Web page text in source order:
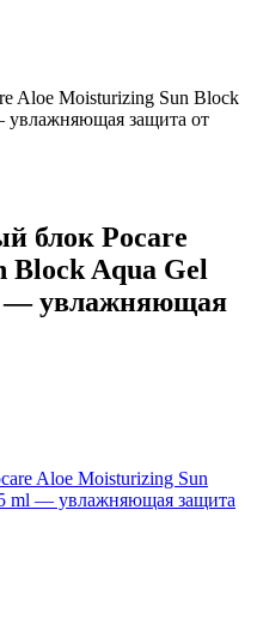
Aloe Moisturizing Sun Block
увлажняющая защита от
блок Pocare
Block Aqua Gel
— увлажняющая